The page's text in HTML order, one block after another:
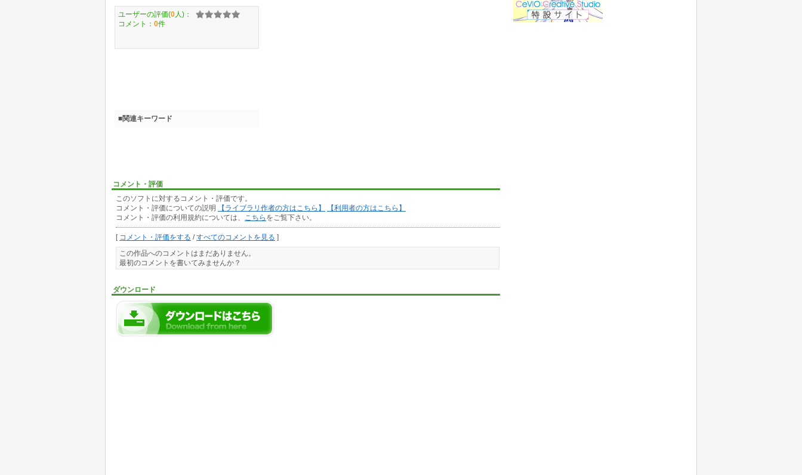
コメント・評価
このソフトに対するコメント・評価です。
コメント・評価についての説明
【ライブラリ作者の方はこちら】
【利用者の方はこちら】
コメント・評価の利用規約については、
こちら をご覧下さい。
[ コメント・評価をする /すべてのコメントを見る ]
この作品へのコメントはまだありません。
最初のコメントを書いてみませんか？
ダウンロード
ユーザーの評価(0 人)：
コメント： 0件
■関連キーワード